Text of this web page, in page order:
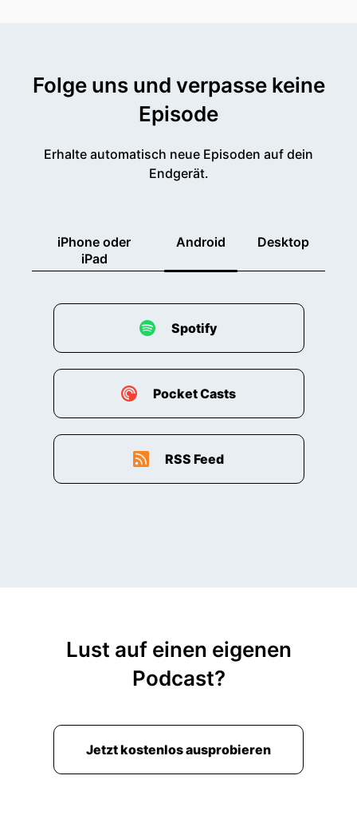
Folge uns und verpasse keine
Episode
Erhalte automatisch neue Episoden auf dein
Endgerät.
iPhone oder
iPad
Android Desktop
Spotify
Pocket Casts
RSS Feed
Lust auf einen eigenen
Podcast?
Jetzt kostenlos ausprobieren